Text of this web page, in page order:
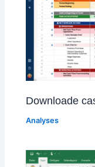
Downloade
Analyses